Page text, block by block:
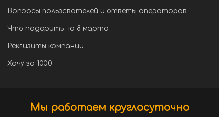
Вопросы пользователей и ответы операторов
Что подарить на 8 марта
Реквизиты компании
Хочу за 1000
Мы работаем круглосуточно